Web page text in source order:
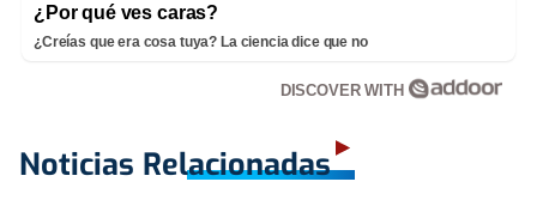
¿Por qué ves caras?
¿Creías que era cosa tuya? La ciencia dice que no
DISCOVER WITH
Noticias Relacionadas